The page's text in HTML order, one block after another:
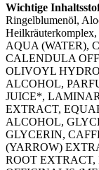
Wichtige
Ringelblumenöl,
AQUA (WATER),
CALENDULA
OLIVOYL
ALCOHOL,
JUICE*,
EXTRACT,
ALCOHOL,
GLYCERIN,
(YARROW)
ROOT